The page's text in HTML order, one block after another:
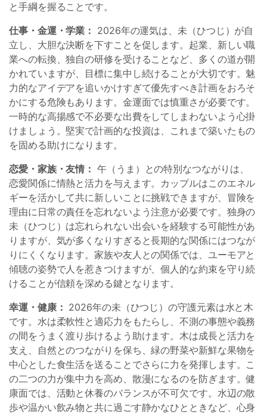
と手綱を握ることです。
仕事・金運・学業： 2026年の運気は、未（ひつじ）が自
立し、大胆な決断を下すことを促します。起業、新しい職
業への転換、独自の研修を受けることなど、多くの道が開
かれていますが、目標に集中し続けることが大切です。魅
力的なアイデアを追いかけすぎて優先すべき計画をおろそ
かにする危険もあります。金運面では慎重さが必要です。
一時的な高揚感で不必要な出費をしてしまわないよう心掛
けましょう。堅実で計画的な投資は、これまで築いたもの
を固める助けになります。
恋愛・家族・友情： 午（うま）との特別なつながりは、
恋愛関係に情熱と活力を与えます。カップルはこのエネル
ギーを活かして共に新しいことに挑戦できますが、冒険を
理由に日常の責任を忘れないよう注意が必要です。独身の
未（ひつじ）は忘れられない出会いを経験する可能性があ
りますが、気が多くなりすぎると長期的な関係にはつなが
りにくくなります。家族や友人との関係では、ユーモアと
傾聴の姿勢で人を惹きつけますが、個人的な約束を守り続
けることが信頼を深める鍵となります。
幸運・健康： 2026年の未（ひつじ）の守護元素は水と木
です。水は柔軟性と適応力をもたらし、不測の事態や義務
の間をうまく渡り歩けるよう助けます。木は成長と活力を
支え、自然とのつながりを保ち、緑の野菜や新鮮な果物を
中心とした食生活を送ることでさらに力を発揮します。こ
の二つの力が集中力を高め、散漫になるのを防ぎます。健
康面では、活動と休養のバランスが不可欠です。水辺の散
歩や温かい飲み物と共に過ごす静かなひとときなど、心身